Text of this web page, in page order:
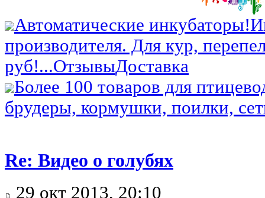
Автоматические инкубаторы!
производителя. Для кур,
руб!...ОтзывыДоставка
Более 100 товаров для
брудеры, кормушки, поилки,
Re: Видео о голубях
29 окт 2013, 20:10